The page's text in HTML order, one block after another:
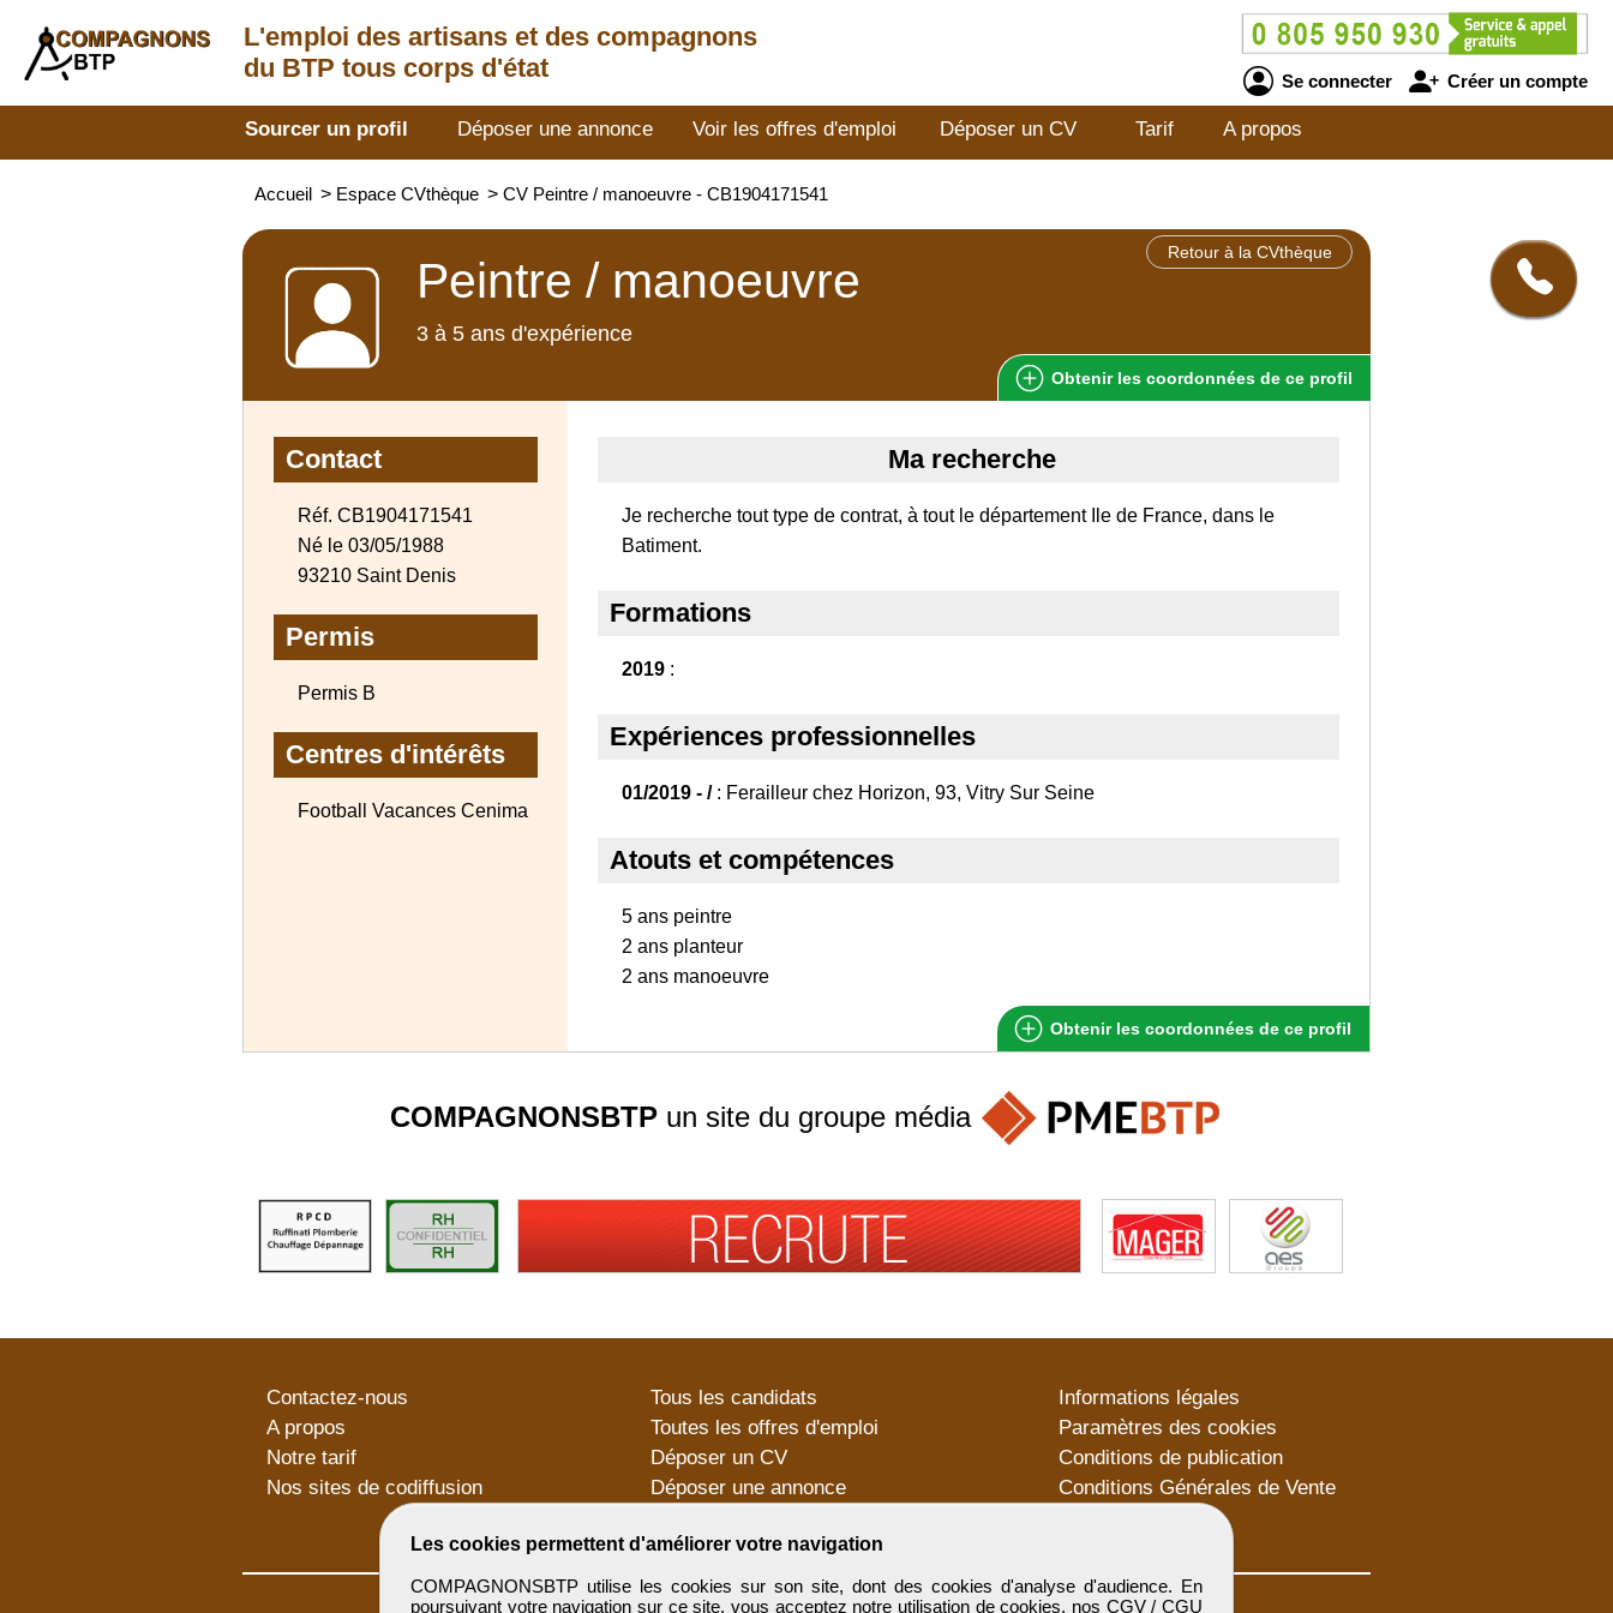
L'emploi des artisans et des compagnons
du BTP tous corps d'état
Se connecter Créer un compte
Sourcer un profil Déposer une annonce Voir les offres d'emploi Déposer un CV Tarif A propos
Accueil > Espace CVthèque > CV Peintre / manoeuvre - CB1904171541
Retour à la CVthèque
Peintre / manoeuvre
3 à 5 ans d'expérience
Obtenir les coordonnées de ce profil
Contact
Réf. CB1904171541
Né le 03/05/1988
93210 Saint Denis
Permis
Permis B
Centres d'intérêts
Football Vacances Cenima
Ma recherche
Je recherche tout type de contrat, à tout le département Ile de France, dans le
Batiment.
Formations
2019 :
Expériences professionnelles
01/2019 - /: Ferailleur chez Horizon, 93, Vitry Sur Seine
Atouts et compétences
5 ans peintre
2 ans planteur
2 ans manoeuvre
Obtenir les coordonnées de ce profil
Les cookies permettent d'améliorer votre navigation
COMPAGNONSBTP utilise les cookies sur son site, dont des cookies d'analyse d'audience. En
poursuivant votre navigation sur ce site, vous acceptez notre utilisation de cookies, nos CGV / CGU
COMPAGNONSBTP un site du groupe média
Contactez-nous
A propos
Notre tarif
Nos sites de codiffusion
Tous les candidats
Toutes les offres d'emploi
Déposer un CV
Déposer une annonce
Informations légales
Paramètres des cookies
Conditions de publication
Conditions Générales de Vente